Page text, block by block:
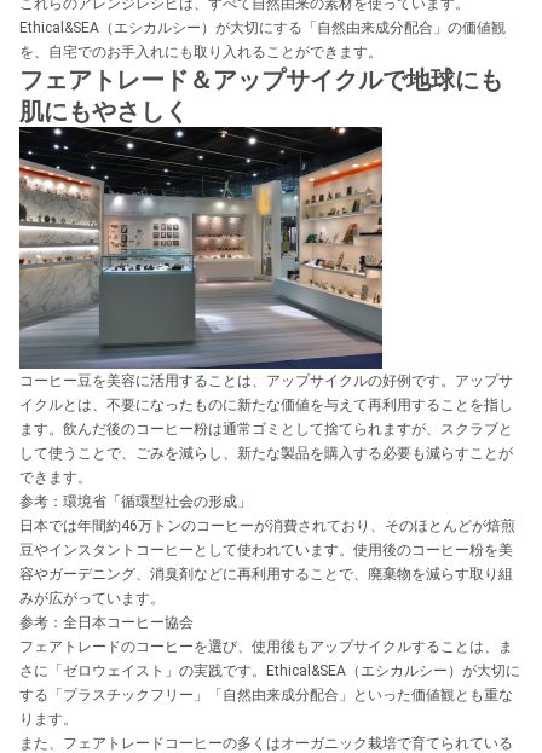
Ethical&SEA（エシカルシー）が大切にする「自然由来成分配合」の価値観
を、自宅でのお手入れにも取り入れることができます。
フェアトレード＆アップサイクルで地球にも
肌にもやさしく
コーヒー豆を美容に活用することは、アップサイクルの好例です。アップサ
イクルとは、不要になったものに新たな価値を与えて再利用することを指し
ます。飲んだ後のコーヒー粉は通常ゴミとして捨てられますが、スクラブと
して使うことで、ごみを減らし、新たな製品を購入する必要も減らすことが
できます。
参考：環境省「循環型社会の形成」
日本では年間約46万トンのコーヒーが消費されており、そのほとんどが焙煎
豆やインスタントコーヒーとして使われています。使用後のコーヒー粉を美
容やガーデニング、消臭剤などに再利用することで、廃棄物を減らす取り組
みが広がっています。
参考：全日本コーヒー協会
フェアトレードのコーヒーを選び、使用後もアップサイクルすることは、ま
さに「ゼロウェイスト」の実践です。Ethical&SEA（エシカルシー）が大切に
する「プラスチックフリー」「自然由来成分配合」といった価値観とも重な
ります。
また、フェアトレードコーヒーの多くはオーガニック栽培で育てられている